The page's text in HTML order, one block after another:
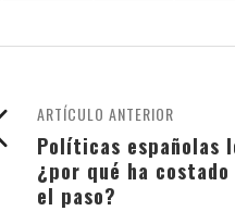
ARTÍCULO ANTERIOR
Políticas españolas
¿por qué ha
el paso?